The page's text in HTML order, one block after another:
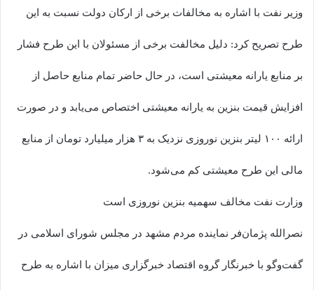
وزیر نفت با اشاره به مخالفات برخی از ارکان دولت نسبت به این
طرح تصریح کرد: دلیل مخالفت برخی از مسئولان با این طرح فشار
بر منابع یارانه معیشتی است، در حال حاضر تمام منابع حاصل از
افزایش قیمت بنزین به یارانه معیشتی اختصاص می‌یابد و در صورت
ارائه ۱۰۰ لیتر بنزین نوروزی نزدیک به ۳ هزار میلیارد تومان از منابع
مالی این طرح معیشتی کم می‌شود.
وزارت نفت مخالف سهمیه بنزین نوروزی است
نصرالله پژمان‌فر نماینده مردم مشهد در مجلس شورای اسلامی در
گفت‌وگو با خبرنگار گروه اقتصاد خبرگزاری میزان با اشاره به طرح